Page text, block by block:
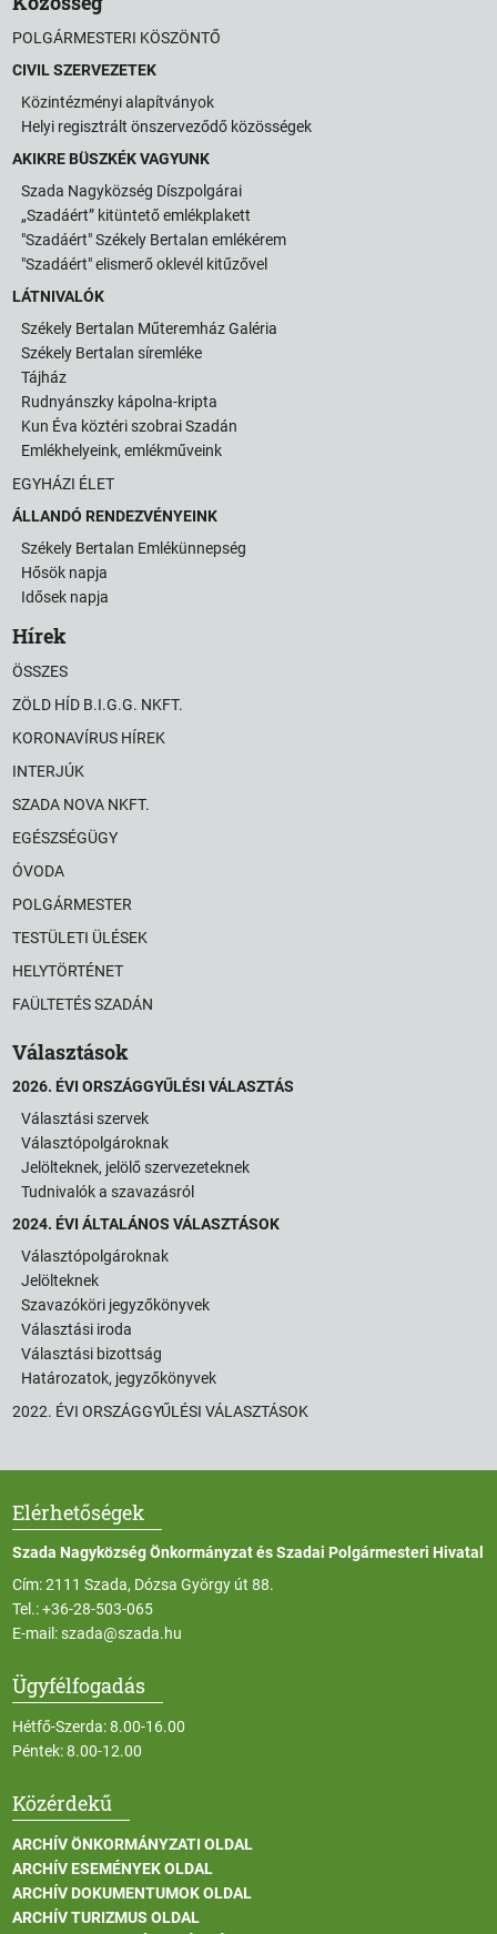
POLGÁRMESTERI KÖSZÖNTŐ
CIVIL SZERVEZETEK
Közintézményi alapítványok
Helyi regisztrált önszerveződő közösségek
AKIKRE BÜSZKÉK VAGYUNK
Szada Nagyközség Díszpolgárai
„Szadáért” kitüntető emlékplakett
"Szadáért" Székely Bertalan emlékérem
"Szadáért" elismerő oklevél kitűzővel
LÁTNIVALÓK
Székely Bertalan Műteremház Galéria
Székely Bertalan síremléke
Tájház
Rudnyánszky kápolna-kripta
Kun Éva köztéri szobrai Szadán
Emlékhelyeink, emlékműveink
EGYHÁZI ÉLET
ÁLLANDÓ RENDEZVÉNYEINK
Székely Bertalan Emlékünnepség
Hősök napja
Idősek napja
Hírek
ÖSSZES
ZÖLD HÍD B.I.G.G. NKFT.
KORONAVÍRUS HÍREK
INTERJÚK
SZADA NOVA NKFT.
EGÉSZSÉGÜGY
ÓVODA
POLGÁRMESTER
TESTÜLETI ÜLÉSEK
HELYTÖRTÉNET
FAÜLTETÉS SZADÁN
Választások
2026. ÉVI ORSZÁGGYŰLÉSI VÁLASZTÁS
Választási szervek
Választópolgároknak
Jelölteknek, jelölő szervezeteknek
Tudnivalók a szavazásról
2024. ÉVI ÁLTALÁNOS VÁLASZTÁSOK
Választópolgároknak
Jelölteknek
Szavazóköri jegyzőkönyvek
Választási iroda
Választási bizottság
Határozatok, jegyzőkönyvek
2022. ÉVI ORSZÁGGYŰLÉSI VÁLASZTÁSOK
Elérhetőségek
Szada Nagyközség Önkormányzat és Szadai Polgármesteri Hivatal
Cím: 2111 Szada, Dózsa György út 88.
Tel.:+36-28-503-065
E-mail:szada@szada.hu
Ügyfélfogadás
Hétfő-Szerda: 8.00-16.00
Péntek: 8.00-12.00
Közérdekű
ARCHÍV ÖNKORMÁNYZATI OLDAL
ARCHÍV ESEMÉNYEK OLDAL
ARCHÍV DOKUMENTUMOK OLDAL
ARCHÍV TURIZMUS OLDAL